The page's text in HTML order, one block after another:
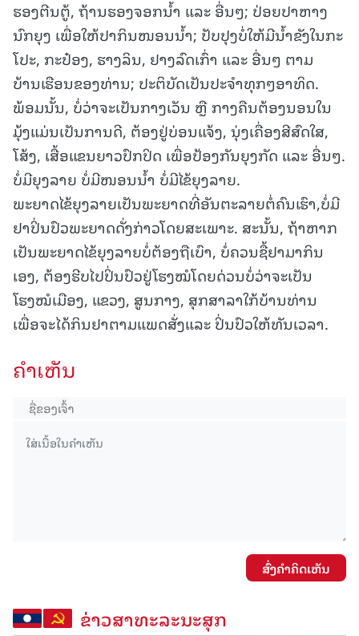
ຮອງຕີນຕູ້, ຖ້ານຮອງຈອກນໍ້າ ແລະ ອື່ນໆ; ປ່ອຍປາຫາງ
ນົກຍຸງ ເພື່ອໃຫ້ປາກິນໜອນນໍ້າ; ປັບປຸງບໍ່ໃຫ້ມີນໍ້າຂັງໃນກະ
ໂປະ, ກະປ໋ອງ, ຮາງລິນ, ຢາງລົດເກົ່າ ແລະ ອື່ນໆ ຕາມ
ບ້ານເຮືອນຂອງທ່ານ; ປະຕິບັດເປັນປະຈຳທຸກໆອາທິດ.
ພ້ອມນັ້ນ, ບໍ່ວ່າຈະເປັນກາງເວັນ ຫຼື ກາງຄືນຕ້ອງນອນໃນ
ມຸ້ງແມ່ນເປັນການດີ, ຕ້ອງຢູ່ບ່ອນແຈ້ງ, ນຸ່ງເຄື່ອງສີສົດໃສ,
ໂສ້ງ, ເສື້ອແຂນຍາວປົກປິດ ເພື່ອປ້ອງກັນຍຸງກັດ ແລະ ອື່ນໆ.
ບໍ່ມີຍຸງລາຍ ບໍ່ມີໜອນນໍ້າ ບໍ່ມີໄຂ້ຍຸງລາຍ.
ພະຍາດໄຂ້ຍຸງລາຍເປັນພະຍາດທີ່ອັນຕະລາຍຕໍ່ຄົນເຮົາ,ບໍ່ມີ
ຢາປິ່ນປົວພະຍາດດັ່ງກ່າວໂດຍສະເພາະ. ສະນັ້ນ, ຖ້າຫາກ
ເປັນພະຍາດໄຂ້ຍຸງລາຍບໍ່ຕ້ອງຖືເບົາ, ບໍ່ຄວນຊື້ຢາມາກິນ
ເອງ, ຕ້ອງຮີບໄປປິ່ນປົວຢູ່ໂຮງໝໍໂດຍດ່ວນບໍ່ວ່າຈະເປັນ
ໂຮງໝໍເມືອງ, ແຂວງ, ສູນກາງ, ສຸກສາລາໃກ້ບ້ານທ່ານ
ເພື່ອຈະໄດ້ກິນຢາຕາມແພດສັ່ງແລະ ປິ່ນປົວໃຫ້ທັນເວລາ.
ຄໍາເຫັນ
ສົ່ງຄໍາຄິດເຫັນ
ຂ່າວສາທະລະນະສຸກ